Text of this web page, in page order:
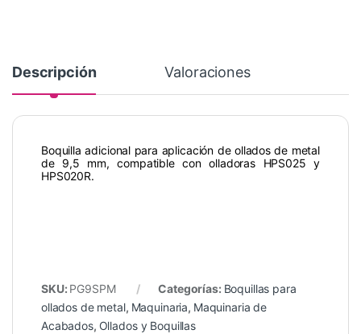
Descripción Valoraciones
Boquilla adicional para aplicación de ollados de metal
de 9,5 mm, compatible con olladoras HPS025 y
HPS020R.
SKU: PG9SPM Categorías: Boquillas para
ollados de metal, Maquinaria, Maquinaria de
Acabados, Ollados y Boquillas